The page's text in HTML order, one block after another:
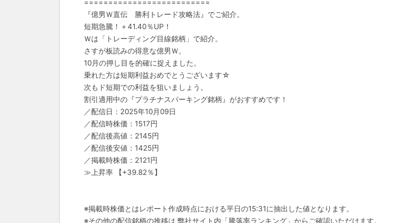
==========================
『億男Ｗ直伝 勝利トレード攻略法』でご紹介。
短期急騰！＋41.40％UP！
Ｗは「トレーディング目線銘柄」で紹介。
さすが板読みの得意な億男Ｗ。
10月の押し目を的確に捉えました。
乗れた方は短期利益おめでとうございます☆
次もド短期での利益を狙いましょう。
割引適用中の『プラチナスパーキング銘柄』がおすすめです！
／配信日：2025年10月09日
／配信時株価：1517円
／配信後高値：2145円
／配信後安値：1425円
／掲載時株価：2121円
≫上昇率 【+39.82％】
※掲載時株価とはレポート作成時点における平日の15:31に抽出した値となります。
※その他の配信銘柄の推移は 弊社サイト内「騰落率ランキング」からご確認いただけます。